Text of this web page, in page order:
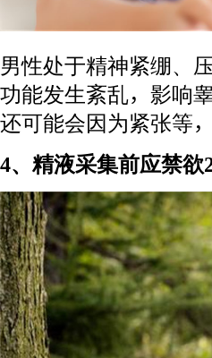
男性处于精神紧绷、
功能发生紊乱，影响
还可能会因为紧张等
4、精液采集前应禁欲